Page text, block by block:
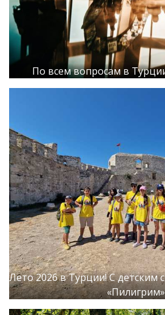
По всем вопросам в
Лето 2026 в Турции! С детским
«Пилигрим»